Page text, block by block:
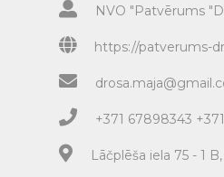
NVO "Patvērums
https://patverums-
+371 67898343
Lāčplēša iela 75 - 1